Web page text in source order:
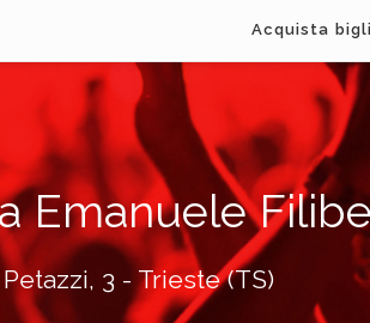
Acquista
Emanuele
3 - Trieste (TS)